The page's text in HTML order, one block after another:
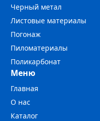
Черный метал
Листовые материалы
Погонаж
Пиломатериалы
Поликарбонат
Меню
Главная
О нас
Каталог